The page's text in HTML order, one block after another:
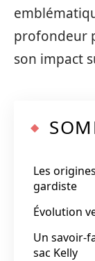
profondeur
son impact
Les
gardiste
Évolution
Un savoir-
sac Kelly